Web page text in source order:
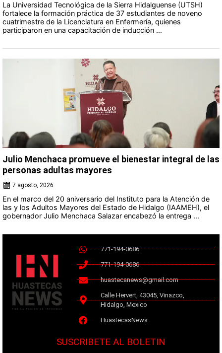
La Universidad Tecnológica de la Sierra Hidalguense (UTSH)
fortalece la formación práctica de 37 estudiantes de noveno
cuatrimestre de la Licenciatura en Enfermería, quienes
participaron en una capacitación de inducción ...
Julio Menchaca promueve el bienestar integral de las
personas adultas mayores
7 agosto, 2026
En el marco del 20 aniversario del Instituto para la Atención de
las y los Adultos Mayores del Estado de Hidalgo (IAAMEH), el
gobernador Julio Menchaca Salazar encabezó la entrega ...
771-194-0686
771-194-0686
huastecanews@gmail.com
Calle Hervert, 43045, Vinazco,
Hidalgo, Mexico
HuastecasNews
SUSCRIBETE AL BOLETIN